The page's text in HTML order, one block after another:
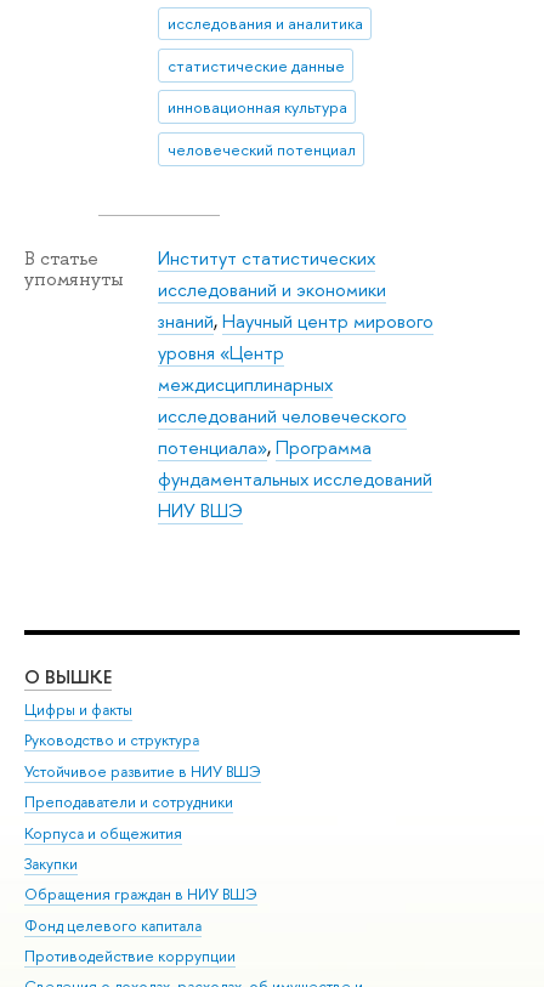
исследования и аналитика
статистические данные
инновационная культура
человеческий потенциал
В статье
упомянуты
Институт статистических
исследований и экономики
знаний,Научный центр мирового
уровня «Центр
междисциплинарных
исследований человеческого
потенциала»,Программа
фундаментальных исследований
НИУ ВШЭ
О ВЫШКЕ
Цифры и факты
Руководство и структура
Устойчивое развитие в НИУ ВШЭ
Преподаватели и сотрудники
Корпуса и общежития
Закупки
Обращения граждан в НИУ ВШЭ
Фонд целевого капитала
Противодействие коррупции